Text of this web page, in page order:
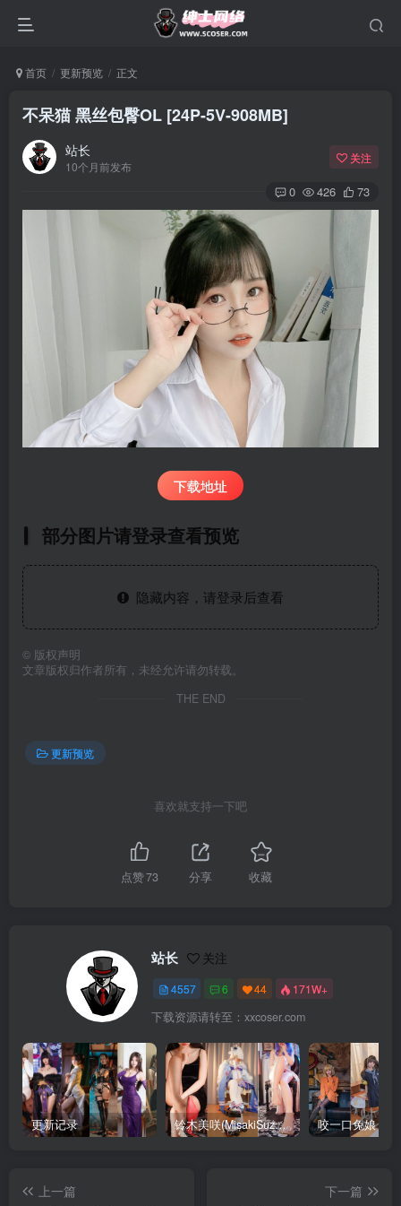
首页 更新预览 正文
不呆猫 黑丝包臀OL [24P-5V-908MB]
站长
10个月前发布
关注
0 426 73
下载地址
部分图片请登录查看预览
隐藏内容，请登录后查看
© 版权声明
文章版权归作者所有，未经允许请勿转载。
THE END
更新预览
喜欢就支持一下吧
点赞73 分享 收藏
站长 关注
4557 6 44 171W+
下载资源请转至：xxcoser.com
更新记录 铃木美咲(MisakiSuzuki) 合集下载 咬一口兔娘 合
上一篇
下一篇